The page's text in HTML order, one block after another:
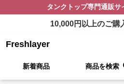
タンクトップ専門通販サ
10,000円以上のご購
Freshlayer
新着商品 商品を検索